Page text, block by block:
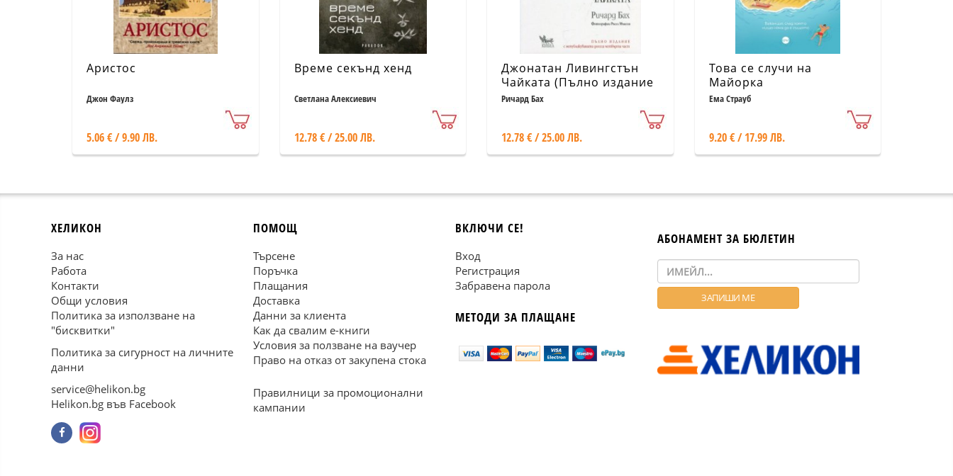
Аристос
Джон Фаулз
5.06 € / 9.90 ЛВ.
Време секънд хенд
Светлана Алексиевич
12.78 € / 25.00 ЛВ.
Джонатан Ливингстън
Чайката (Пълно издание
с непубликуваната
Ричард Бах
12.78 € / 25.00 ЛВ.
Това се случи на
Майорка
Ема Страуб
9.20 € / 17.99 ЛВ.
ХЕЛИКОН
За нас
Работа
Контакти
Общи условия
Политика за използване на
"бисквитки"
Политика за сигурност на личните
данни
service@helikon.bg
Helikon.bg във Facebook
ПОМОЩ
Търсене
Поръчка
Плащания
Доставка
Данни за клиента
Как да свалим е-книги
Условия за ползване на ваучер
Право на отказ от закупена стока
Правилници за промоционални
кампании
ВКЛЮЧИ СЕ!
Вход
Регистрация
Забравена парола
МЕТОДИ ЗА ПЛАЩАНЕ
АБОНАМЕНТ ЗА БЮЛЕТИН